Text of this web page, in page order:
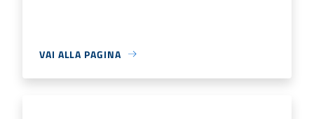
VAI ALLA PAGINA